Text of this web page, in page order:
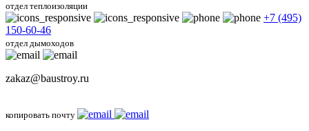
отдел теплоизоляции
+7 (495)
150-60-46
отдел дымоходов
zakaz@baustroy.ru
копировать почту